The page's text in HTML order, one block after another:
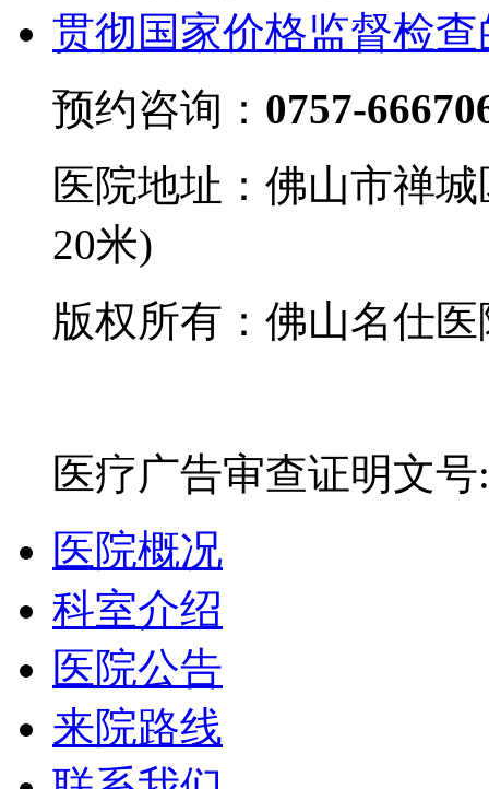
贯彻国家价格监督检
预约咨询： 0757-
医院地址：佛山市禅
20米)
版权所有：佛山名仕
医疗广告审查证明文
医院概况
科室介绍
医院公告
来院路线